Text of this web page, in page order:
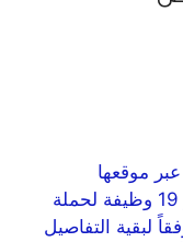
موقعها
الإلكتروني (بوابة التوظيف) عن توفر 19 وظيفة لحملة
لبقية التفاصيل